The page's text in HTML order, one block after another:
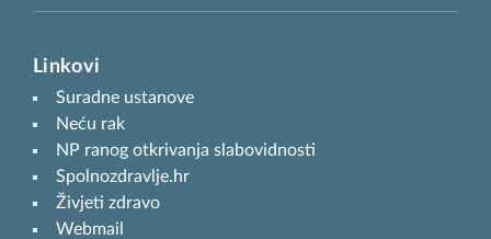
Linkovi
Suradne ustanove
Neću rak
NP ranog otkrivanja slabovidnosti
Spolnozdravlje.hr
Živjeti zdravo
Webmail